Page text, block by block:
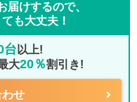
届けするので、
も大丈夫！
台 以上!
大20％割引き!
わせ